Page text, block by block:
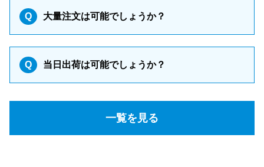
Q 大量注文は可能でしょうか？
Q 当日出荷は可能でしょうか？
一覧を見る